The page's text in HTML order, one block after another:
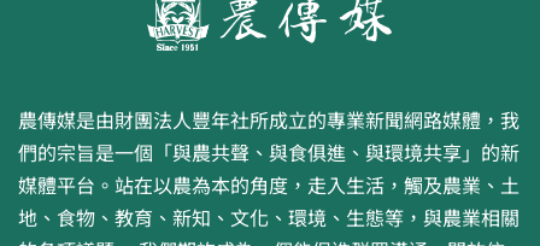
農傳媒是由財團法人豐年社所成立的專業新聞網路媒體，我
們的宗旨是一個「與農共聲、與食俱進、與環境共享」的新
媒體平台。站在以農為本的角度，走入生活，觸及農業、土
地、食物、教育、新知、文化、環境、生態等，與農業相關